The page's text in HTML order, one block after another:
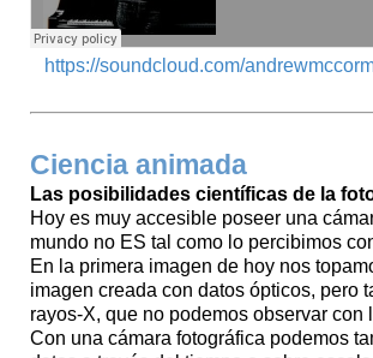
https://soundcloud.com/
Ciencia animada
Las posibilidades científicas de la
Hoy es muy accesible poseer una
mundo no ES tal como lo percibimos
En la primera imagen de hoy nos
imagen creada con datos ópticos, pero
rayos-X, que no podemos observar con
Con una cámara fotográfica podemos